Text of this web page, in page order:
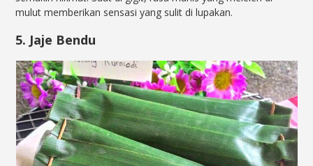
mulut memberikan sensasi yang sulit di lupakan.
5. Jaje Bendu